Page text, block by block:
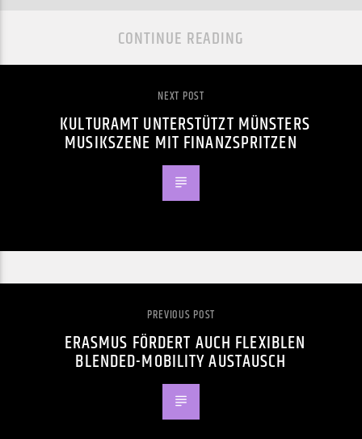
CONTINUE READING
NEXT POST
KULTURAMT UNTERSTÜTZT MÜNSTERS
MUSIKSZENE MIT FINANZSPRITZEN
PREVIOUS POST
ERASMUS FÖRDERT AUCH FLEXIBLEN
BLENDED-MOBILITY AUSTAUSCH